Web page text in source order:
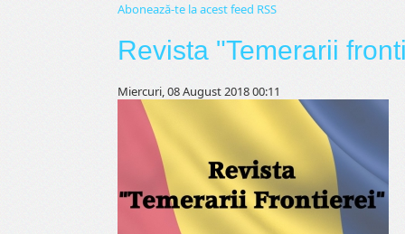
Abonează-te la acest feed RSS
Revista "Temerarii
Miercuri, 08 August 2018 00:11